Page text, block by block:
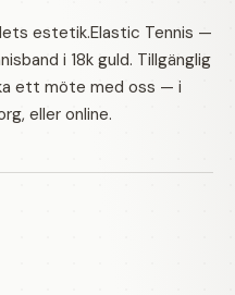
estetik.Elastic Tennis —
i 18k guld. Tillgänglig
ett möte med oss — i
eller online.